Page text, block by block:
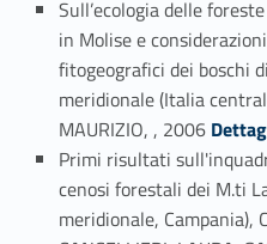
Sull’ecologia delle
in Molise e
fitogeografici dei boschi
meridionale (Italia
MAURIZIO, , 2006 Link identifier #identifier_person_134820-62
Primi risultati
cenosi forestali dei M.ti
meridionale, Campania),